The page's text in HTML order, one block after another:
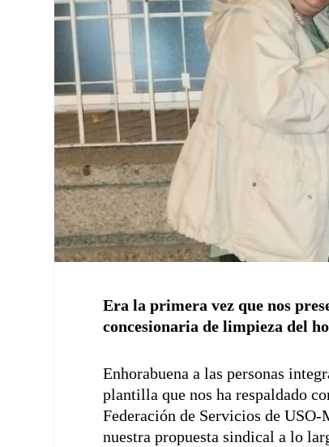
Era la primera vez que nos
concesionaria de limpieza del
Enhorabuena a las personas
plantilla que nos ha respaldado
Federación de Servicios de
nuestra propuesta sindical a lo